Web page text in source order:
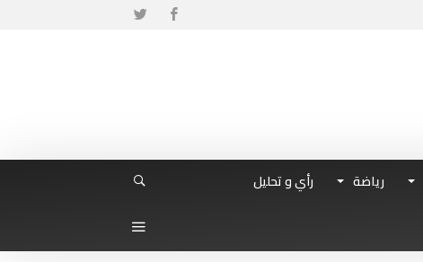
رياضة
رأي و تحليل